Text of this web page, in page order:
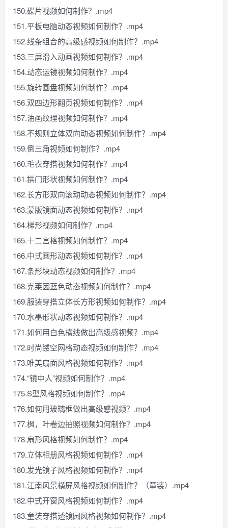
150.碟片视频如何制作？.mp4
151.平板电脑动态视频如何制作？.mp4
152.线条组合的高级感视频如何制作？.mp4
153.三屏滑入动画视频如何制作？.mp4
154.动态运镜视频如何制作？.mp4
155.旋转圆盘视频如何制作？.mp4
156.双四边形翻页视频如何制作？.mp4
157.油画纹理视频如何制作？.mp4
158.不规则立体双向动态视频如何制作？.mp4
159.倒三角视频如何制作？.mp4
160.毛衣穿搭视频如何制作？.mp4
161.拱门形状视频如何制作？.mp4
162.长方形双向滚动动态视频如何制作？.mp4
163.蒙版镜面动态视频如何制作？.mp4
164.梯形视频如何制作？.mp4
165.十二宫格视频如何制作？.mp4
166.中式圆形动态视频如何制作？.mp4
167.条形块动态视频如何制作？.mp4
168.克莱因蓝色动态视频如何制作？.mp4
169.服装穿搭立体长方形视频如何制作？.mp4
170.水墨形状动态视频如何制作？.mp4
171.如何用白色横线做出高级感视频？.mp4
172.时尚镂空网格动态视频如何制作？.mp4
173.唯美扇面风格视频如何制作？.mp4
174.“镜中人”视频如何制作？.mp4
175.S型风格视频如何制作？.mp4
176.如何用玻璃框做出高级感视频？.mp4
177.枫，叶卷边拍照视频如何制作？.mp4
178.扇形风格视频如何制作？.mp4
179.立体相册风格视频如何制作？.mp4
180.发光镜子风格视频如何制作？.mp4
181.江南风景横屏风格视频如何制作？（童装）.mp4
182.中式开窗风格视频如何制作？.mp4
183.童装穿搭透镜圆风格视频如何制作？.mp4